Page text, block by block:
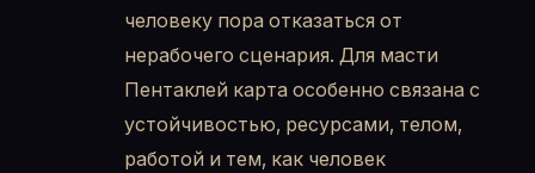
человеку пора отказаться от
нерабочего сценария. Для масти
Пентаклей карта особенно связана с
устойчивостью, ресурсами, телом,
работой и тем, как человек